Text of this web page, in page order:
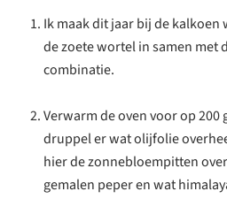
Ik maak dit jaar bij de
de zoete wortel in samen met
combinatie.
Verwarm de oven voor op 200
druppel er wat olijfolie
hier de zonnebloempitten
gemalen peper en wat